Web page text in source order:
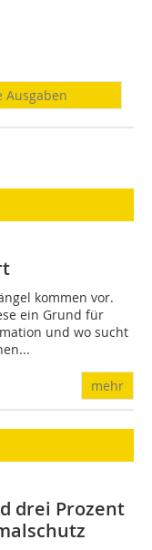
Ausgaben
kommen vor.
ein Grund für
und wo sucht
mehr
drei Prozent